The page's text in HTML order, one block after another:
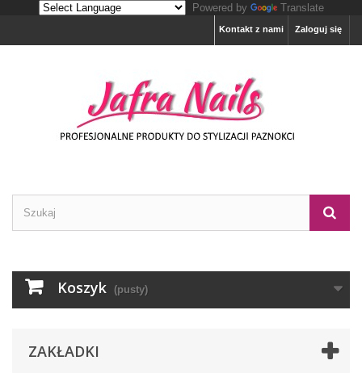
Powered by Translate
Zaloguj się
Kontakt z nami
Koszyk (pusty)
ZAKŁADKI